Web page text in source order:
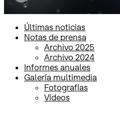
Últimas noticias
Notas de prensa
Archivo 2025
Archivo 2024
Informes anuales
Galería multimedia
Fotografías
Vídeos